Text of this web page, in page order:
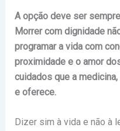
A opção deve ser
Morrer com dignidade
programar a vida com
proximidade e o amor
cuidados que a
e oferece.
Dizer sim à vida e não à